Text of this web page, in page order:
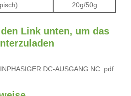
20g/50g
Link unten, um das
DC-AUSGANG NC .pdf